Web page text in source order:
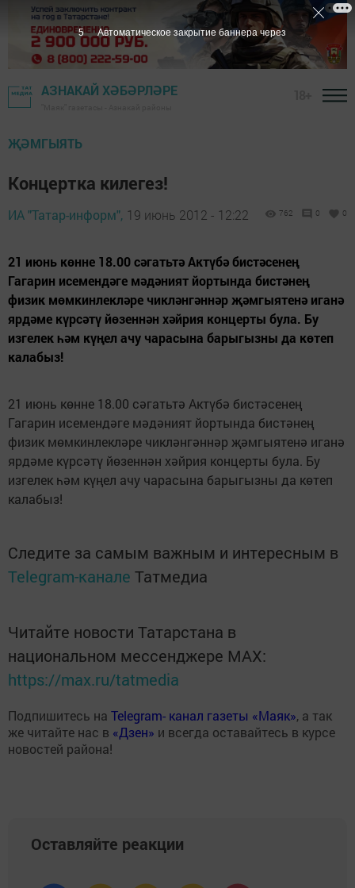
АЗНАКАЙ ХӘБӘРЛӘРЕ
ҖӘМГЫЯТЬ
Концертка килегез!
ИА "Татар-информ", 19 июнь 2012 - 12:22 762 0 0
21 июнь көнне 18.00 сәгатьтә Актүбә бистәсенең
Гагарин исемендәге мәдәният йортында бистәнең
физик мөмкинлекләре чикләнгәннәр җәмгыятенә иганә
ярдәме күрсәтү йөзеннән хәйрия концерты була. Бу
изгелек һәм күңел ачу чарасына барыгызны да көтеп
калабыз!
21 июнь көнне 18.00 сәгатьтә Актүбә бистәсенең
Гагарин исемендәге мәдәният йортында бистәнең
физик мөмкинлекләре чикләнгәннәр җәмгыятенә иганә
ярдәме күрсәтү йөзеннән хәйрия концерты була. Бу
изгелек һәм күңел ачу чарасына барыгызны да көтеп
калабыз!
Следите за самым важным и интересным в
Telegram-канале Татмедиа
Читайте новости Татарстана в
национальном мессенджере MАХ:
https://max.ru/tatmedia
Подпишитесь на Telegram- канал газеты «Маяк», а так
же читайте нас в «Дзен» и всегда оставайтесь в курсе
новостей района!
Оставляйте реакции
4 Автоматическое закрытие баннера через